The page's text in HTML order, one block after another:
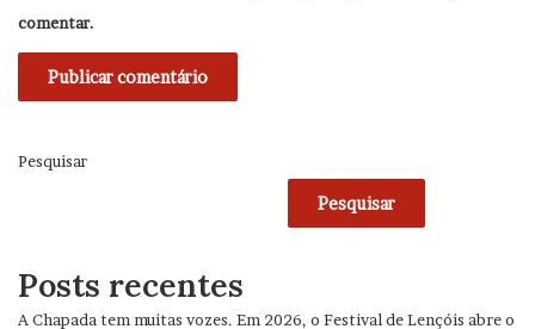
comentar.
Pesquisar
Pesquisar
Posts recentes
A Chapada tem muitas vozes. Em 2026, o Festival de Lençóis abre o